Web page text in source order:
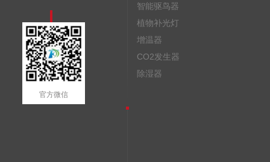
官方微信
智能驱鸟器
植物补光灯
增温器
CO2发生器
除湿器